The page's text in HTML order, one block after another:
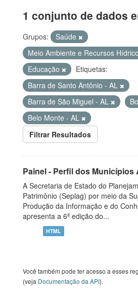
1 conjunto de dados
Grupos:
Saúde
Meio Ambiente e Recursos
Educação
Etiquetas:
Barra de Santo Antônio - AL
Barra de São Miguel - AL
Belo Monte - AL
Filtrar Resultados
Painel - Perfil dos Municípios
A Secretaria de Estado do
Patrimônio (Seplag) por meio da
Produção da Informação e do
apresenta a 6ª edição do...
HTML
Você também pode ter acesso a esses
(veja Documentação da API).